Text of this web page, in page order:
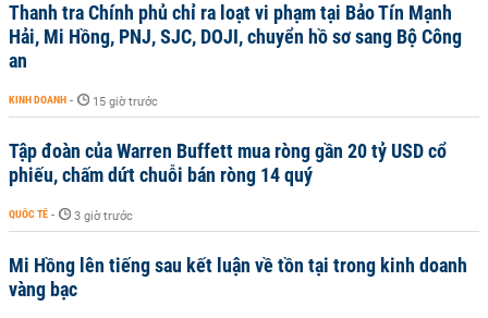
Thanh tra Chính phủ chỉ ra loạt vi phạm tại Bảo Tín Mạnh
Hải, Mi Hồng, PNJ, SJC, DOJI, chuyển hồ sơ sang Bộ Công
an
KINH DOANH - 15 giờ trước
Tập đoàn của Warren Buffett mua ròng gần 20 tỷ USD cổ
phiếu, chấm dứt chuỗi bán ròng 14 quý
QUỐC TẾ - 3 giờ trước
Mi Hồng lên tiếng sau kết luận về tồn tại trong kinh doanh
vàng bạc